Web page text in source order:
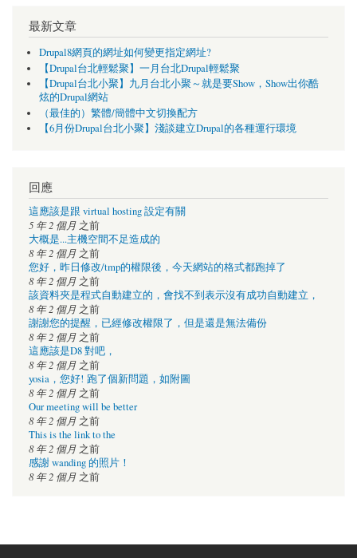
最新文章
Drupal8網頁的網址如何變更指定網址?
【Drupal台北輕鬆聚】一月台北Drupal輕鬆聚
【Drupal台北小聚】九月台北小聚～就是要Show，Show出你酷
炫的Drupal網站
（最佳的）繁體/簡體中文切換配方
【6月份Drupal台北小聚】淺談建立Drupal的各種運行環境
回應
這應該是跟 virtual hosting 設定有關
5 年 2 個月 之前
大概是...主機空間不足造成的
8 年 2 個月 之前
您好，昨日修改/tmp的權限後，今天網站的格式都跑掉了
8 年 2 個月 之前
該資料夾是程式自動建立的，會找不到表示沒有成功自動建立，
8 年 2 個月 之前
謝謝您的提醒，已經修改權限了，但是還是無法備份
8 年 2 個月 之前
這應該是D8 對吧，
8 年 2 個月 之前
yosia，您好! 跑了個新問題，如附圖
8 年 2 個月 之前
Our meeting will be better
8 年 2 個月 之前
This is the link to the
8 年 2 個月 之前
感謝 wanding 的照片！
8 年 2 個月 之前